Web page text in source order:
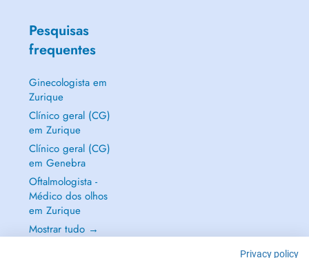
Pesquisas
frequentes
Ginecologista em
Zurique
Clínico geral (CG)
em Zurique
Clínico geral (CG)
em Genebra
Oftalmologista -
Médico dos olhos
em Zurique
Mostrar tudo →
Privacy policy